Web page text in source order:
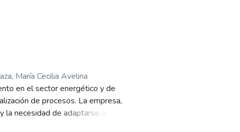
piscina, un jacuzzi y turco.
maracuyá, y un espacio agradable
María Cecilia Avelina
en el sector energético y de
de procesos. La empresa,
necesidad de adaptarse a
DOFA y benchmarking, se